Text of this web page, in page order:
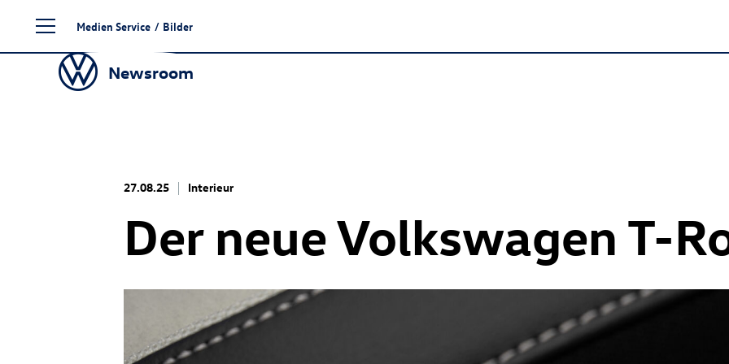
Seiteninhalt
springen
Medien Service / Bilder
Newsroom
27.08.25 Interieur
Der neue Volkswagen T-